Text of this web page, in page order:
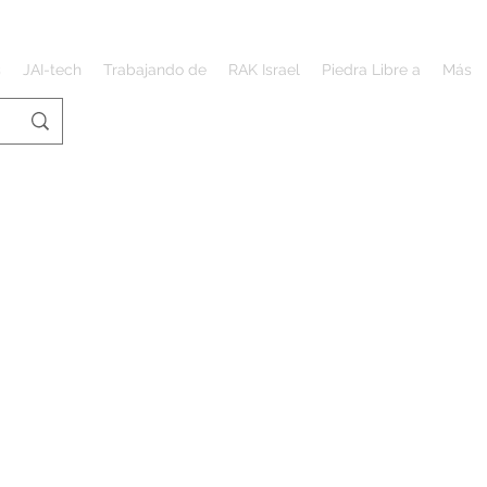
JAI-tech Trabajando de RAK Israel Piedra Libre a Más